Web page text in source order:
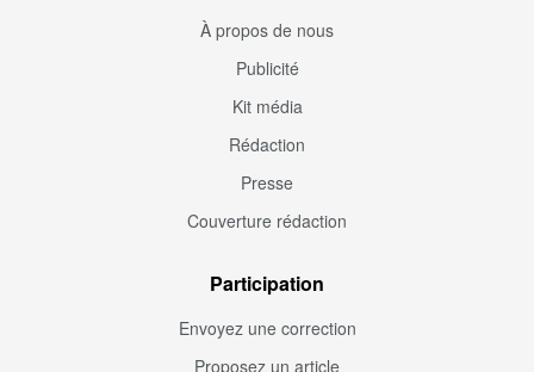
À propos de nous
Publicité
Kit média
Rédaction
Presse
Couverture rédaction
Participation
Envoyez une correction
Proposez un article